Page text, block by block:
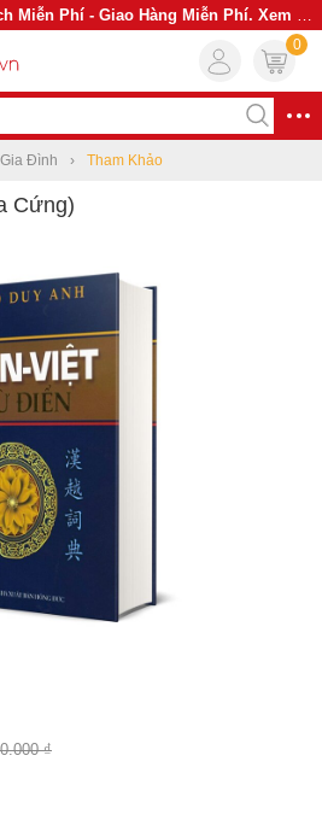
Phí - Giao Hàng Miễn Phí. Xem Ngay
0
Đình Tham Khảo
Cứng)
₫